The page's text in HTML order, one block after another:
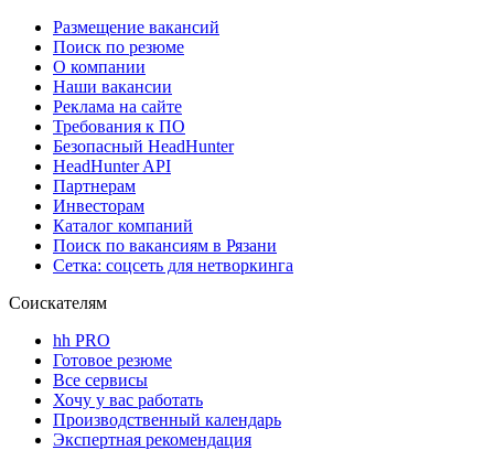
Размещение вакансий
Поиск по резюме
О компании
Наши вакансии
Реклама на сайте
Требования к ПО
Безопасный HeadHunter
HeadHunter API
Партнерам
Инвесторам
Каталог компаний
Поиск по вакансиям в Рязани
Сетка: соцсеть для нетворкинга
Соискателям
hh PRO
Готовое резюме
Все сервисы
Хочу у вас работать
Производственный календарь
Экспертная рекомендация